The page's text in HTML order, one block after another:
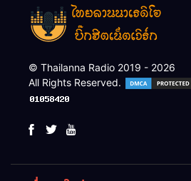
© Thailanna Radio 2019 - 2026
All Rights Reserved.